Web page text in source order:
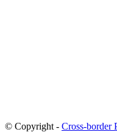
© Copyright - Cross-border